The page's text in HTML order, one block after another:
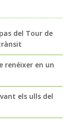
del Tour de
renéixer en un
els ulls del